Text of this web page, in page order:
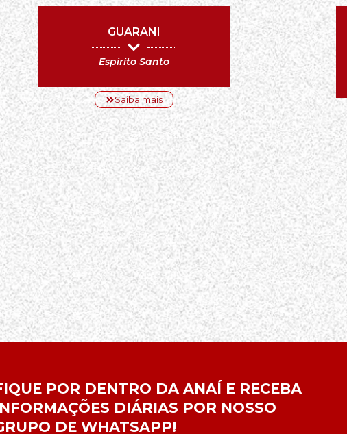
GUARANI
Espírito Santo
Saiba mais
POR DENTRO DA ANAÍ E RECEBA
DIÁRIAS POR NOSSO
DE WHATSAPP!